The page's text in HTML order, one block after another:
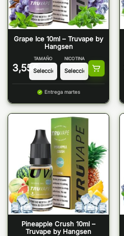
Grape Ice 10ml – Truvape by
Hangsen
3,55 €
TAMAÑO NICOTINA
Entrega martes
Pineapple Crush 10ml –
Truvape by Hangsen